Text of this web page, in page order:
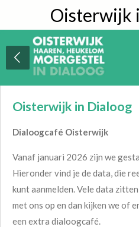
direct
naar
de
hoofdinhoud
Oisterwijk
Oisterwijk in Dialoog
Dialoogcafé Oisterwijk
Vanaf januari 2026 zijn we
Hieronder vind je de data, die
kunt aanmelden. Vele data
met ons op en dan kijken we of
een extra dialoogcafé.